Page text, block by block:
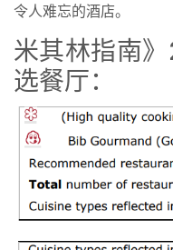
令人难忘的酒店。
米其林指南
选餐厅：